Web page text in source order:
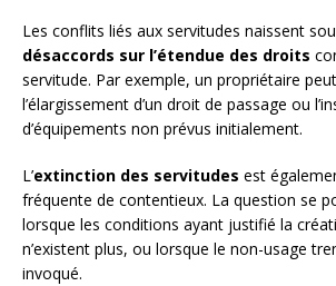
Les conflits liés aux servitudes naissent
désaccords sur l’étendue des droits
servitude. Par exemple, un propriétaire
l’élargissement d’un droit de passage ou
d’équipements non prévus initialement.
L’extinction des servitudes est
fréquente de contentieux. La question se
lorsque les conditions ayant justifié la
n’existent plus, ou lorsque le non-usage
invoqué.